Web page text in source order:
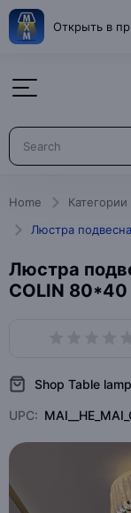
Открыть в
Home Категории
Люстра
COLIN 80*40
Shop Table
UPC: